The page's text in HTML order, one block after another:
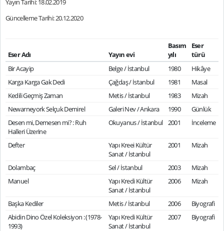
Yayın Tarihi: 18.02.2019
Güncelleme Tarihi: 20.12.2020
Eser Adı Yayın evi
Basım
yılı
Eser
türü
Bir Acayip
Belge / İstanbul 1980
Hikâye
Karga Karga Gak Dedi
Çağdaş / İstanbul 1981
Masal
Kedili Geçmiş Zaman
Metis / İstanbul 1983
Mizah
Newarneyork Selçuk Demirel
Galeri Nev / Ankara 1990
Günlük
Desen mi, Demesen mi? : Ruh
Halleri Üzerine
Okuyanus / İstanbul 2001 İnceleme
Defter
Yapı Kreei Kültür
Sanat / İstanbul
2001 Mizah
Dolambaç Sel / İstanbul 2003
Mizah
Manuel
Yapı Kredi Kültür
Sanat / İstanbul
2006 Mizah
Başka Kediler Metis / İstanbul 2006
Biyografi
Abidin Dino Özel Koleksiyon : (1978-
1993)
Yapı Kredi Kültür
Sanat / İstanbul
2007 Biyografi